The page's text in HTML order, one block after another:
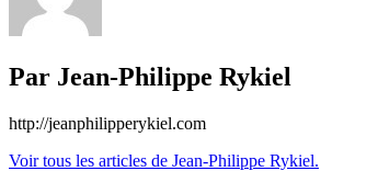
Par Jean-Philippe Rykiel
http://jeanphilipperykiel.com
Voir tous les articles de Jean-Philippe Rykiel.